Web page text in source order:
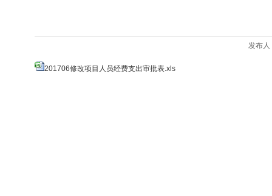
发布
201706修改项目人员经费支出审批表.xls